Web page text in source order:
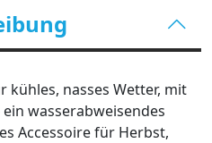
nasses Wetter, mit
wasserabweisendes
Accessoire für Herbst,